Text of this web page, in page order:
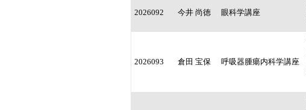
2026092 今井 尚徳 眼科学講座
2026093 倉田 宝保 呼吸器腫瘍内科学講座